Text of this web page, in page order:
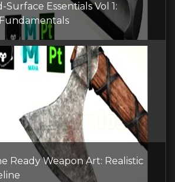
Essentials Vol 1:
Ready Weapon Art: Realistic